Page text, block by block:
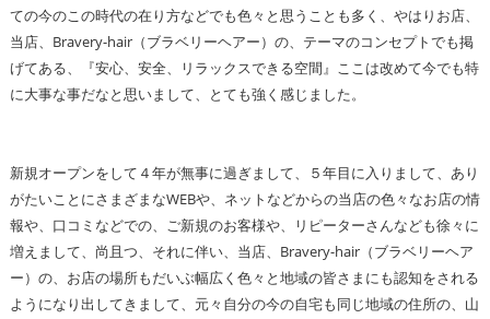
ての今のこの時代の在り方などでも色々と思うことも多く、やはりお店、
当店、Bravery-hair（ブラベリーヘアー）の、テーマのコンセプトでも掲
げてある、『安心、安全、リラックスできる空間』ここは改めて今でも特
に大事な事だなと思いまして、とても強く感じました。
新規オープンをして４年が無事に過ぎまして、５年目に入りまして、あり
がたいことにさまざまなWEBや、ネットなどからの当店の色々なお店の情
報や、口コミなどでの、ご新規のお客様や、リピーターさんなども徐々に
増えまして、尚且つ、それに伴い、当店、Bravery-hair（ブラベリーヘア
ー）の、お店の場所もだいぶ幅広く色々と地域の皆さまにも認知をされる
ようになり出してきまして、元々自分の今の自宅も同じ地域の住所の、山